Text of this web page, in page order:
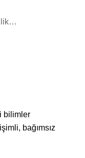
bilimler
bağımsız